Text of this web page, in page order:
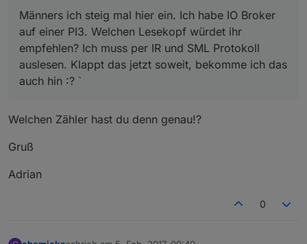
Männers ich steig mal hier ein. Ich habe IO Broker
auf einer PI3. Welchen Lesekopf würdet ihr
empfehlen? Ich muss per IR und SML Protokoll
auslesen. Klappt das jetzt soweit, bekomme ich das
auch hin :? `
Welchen Zähler hast du denn genau!?
Gruß
Adrian
0